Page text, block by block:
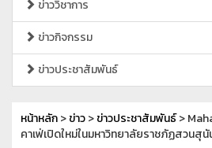
ข่าววิชาการ
ข่าวกิจกรรม
ข่าวประชาสัมพันธ์
หน้าหลัก>ข่าว>ข่าวประชาสัมพันธ์>
คาเฟ่เปิดใหม่ในมหาวิทยาลัยราชภัฏสวนสุ